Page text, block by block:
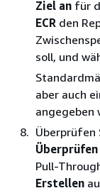
Ziel an für
ECR den
soll, und
aber auch
angegeben
Überprüfen
Pull-
Erstellen